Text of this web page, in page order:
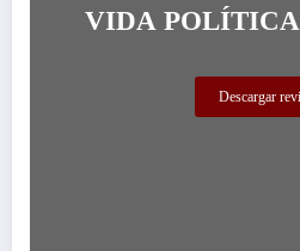
VIDA
Descargar